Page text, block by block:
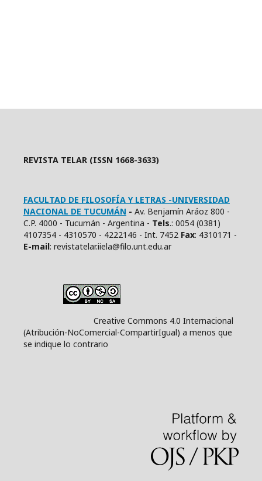
REVISTA TELAR (ISSN 1668-3633)
FACULTAD DE FILOSOFÍA Y LETRAS -UNIVERSIDAD
NACIONAL DE TUCUMÁN - Av. Benjamín Aráoz 800 -
C.P. 4000 - Tucumán - Argentina - Tels.: 0054 (0381)
4107354 - 4310570 - 4222146 - Int. 7452 Fax: 4310171 -
E-mail: revistatelar.iiela@filo.unt.edu.ar
Creative Commons 4.0 Internacional
(Atribución-NoComercial-CompartirIgual) a menos que
se indique lo contrario